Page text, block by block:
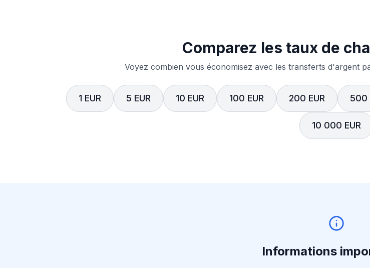
Comparez les taux de
Voyez combien vous économisez avec les transferts d'argent
1 EUR 5 EUR 10 EUR 100 EUR 200 EUR 500
10 000 EUR
Informations